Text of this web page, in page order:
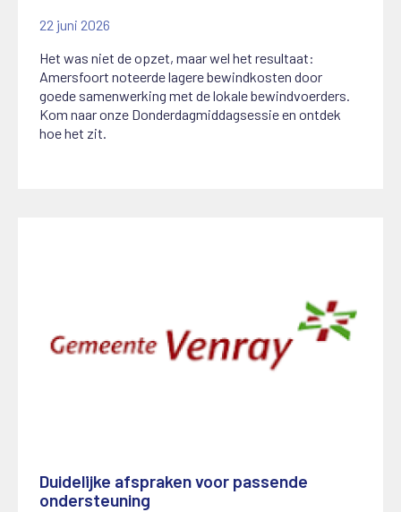
22 juni 2026
Het was niet de opzet, maar wel het resultaat:
Amersfoort noteerde lagere bewindkosten door
goede samenwerking met de lokale bewindvoerders.
Kom naar onze Donderdagmiddagsessie en ontdek
hoe het zit.
Duidelijke afspraken voor passende
ondersteuning